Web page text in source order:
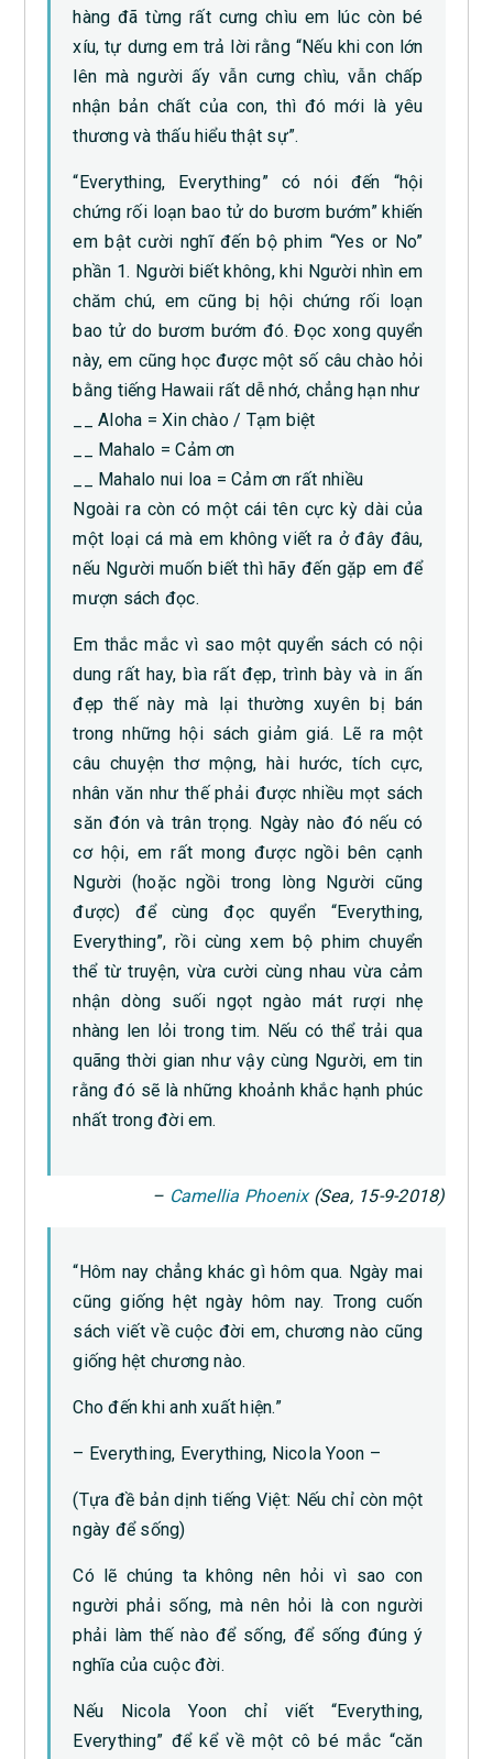
hàng đã từng rất cưng chìu em lúc còn bé
xíu, tự dưng em trả lời rằng “Nếu khi con lớn
lên mà người ấy vẫn cưng chìu, vẫn chấp
nhận bản chất của con, thì đó mới là yêu
thương và thấu hiểu thật sự”.
“Everything, Everything” có nói đến “hội
chứng rối loạn bao tử do bươm bướm” khiến
em bật cười nghĩ đến bộ phim “Yes or No”
phần 1. Người biết không, khi Người nhìn em
chăm chú, em cũng bị hội chứng rối loạn
bao tử do bươm bướm đó. Đọc xong quyển
này, em cũng học được một số câu chào hỏi
bằng tiếng Hawaii rất dễ nhớ, chẳng hạn như
__ Aloha = Xin chào / Tạm biệt
__ Mahalo = Cảm ơn
__ Mahalo nui loa = Cảm ơn rất nhiều
Ngoài ra còn có một cái tên cực kỳ dài của
một loại cá mà em không viết ra ở đây đâu,
nếu Người muốn biết thì hãy đến gặp em để
mượn sách đọc.
Em thắc mắc vì sao một quyển sách có nội
dung rất hay, bìa rất đẹp, trình bày và in ấn
đẹp thế này mà lại thường xuyên bị bán
trong những hội sách giảm giá. Lẽ ra một
câu chuyện thơ mộng, hài hước, tích cực,
nhân văn như thế phải được nhiều mọt sách
săn đón và trân trọng. Ngày nào đó nếu có
cơ hội, em rất mong được ngồi bên cạnh
Người (hoặc ngồi trong lòng Người cũng
được) để cùng đọc quyển “Everything,
Everything”, rồi cùng xem bộ phim chuyển
thể từ truyện, vừa cười cùng nhau vừa cảm
nhận dòng suối ngọt ngào mát rượi nhẹ
nhàng len lỏi trong tim. Nếu có thể trải qua
quãng thời gian như vậy cùng Người, em tin
rằng đó sẽ là những khoảnh khắc hạnh phúc
nhất trong đời em.
– Camellia Phoenix(Sea, 15-9-2018)
“Hôm nay chẳng khác gì hôm qua. Ngày mai
cũng giống hệt ngày hôm nay. Trong cuốn
sách viết về cuộc đời em, chương nào cũng
giống hệt chương nào.
Cho đến khi anh xuất hiện.”
– Everything, Everything, Nicola Yoon –
(Tựa đề bản dịnh tiếng Việt: Nếu chỉ còn một
ngày để sống)
Có lẽ chúng ta không nên hỏi vì sao con
người phải sống, mà nên hỏi là con người
phải làm thế nào để sống, để sống đúng ý
nghĩa của cuộc đời.
Nếu Nicola Yoon chỉ viết “Everything,
Everything” để kể về một cô bé mắc “căn